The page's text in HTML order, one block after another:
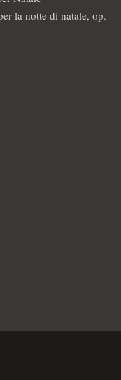
la notte di natale, op.